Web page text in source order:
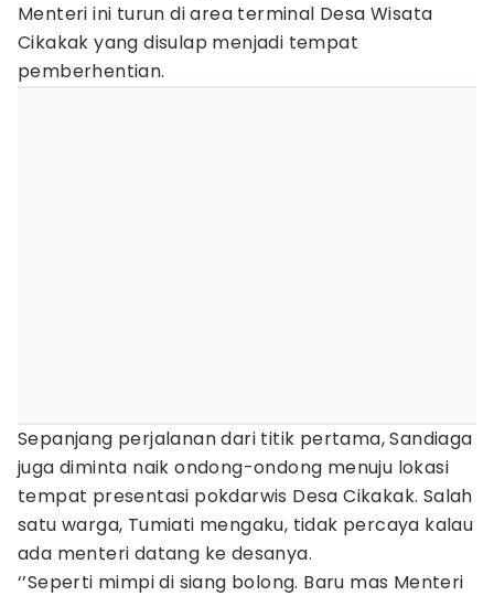
Menteri ini turun di area terminal Desa Wisata
Cikakak yang disulap menjadi tempat
pemberhentian.
Sepanjang perjalanan dari titik pertama, Sandiaga
juga diminta naik ondong-ondong menuju lokasi
tempat presentasi pokdarwis Desa Cikakak. Salah
satu warga, Tumiati mengaku, tidak percaya kalau
ada menteri datang ke desanya.
‘’Seperti mimpi di siang bolong. Baru mas Menteri